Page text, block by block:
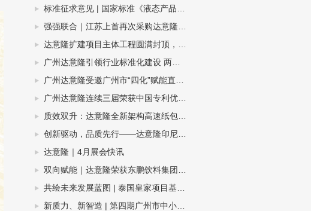
标准征求意见 | 国家标准《液态产品包装生产线 单元通信接口通用技术要求》&《全自动旋转式PET瓶吹瓶机》
强强联合｜江苏上首再次采购达意隆胚化学干法杀菌无菌线
达意隆扩建项目主体工程圆满封顶，智造升级迈入新阶段！
广州达意隆引领行业标准化建设 两项包装机械国家标准研讨会在穗成功召开
广州达意隆受邀广州市“四化”赋能直播：分享转型经验
广州达意隆连续三届荣获中国专利优秀奖 创新实力再获国家级认可
质效双升：达意隆全新架构高速纸包机揭秘三大硬核优势
创新驱动，品质先行——达意隆印尼、委内瑞拉项目连获客户表扬信
达意隆｜4月展会快讯
双向赋能｜达意隆荣获东鹏饮料集团年度技术创新奖！
共绘未来发展蓝图 | 泰国皇家项目基金会一行莅临达意隆参观考察
新质力、新智造 | 第四期广州市中小企业（智能装备产业）圆桌会议在达意隆召开